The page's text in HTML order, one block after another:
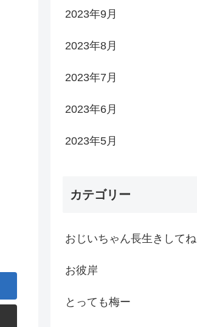
2023年9月
2023年8月
2023年7月
2023年6月
2023年5月
カテゴリー
おじいちゃん長生きしてね
お彼岸
とっても梅ー